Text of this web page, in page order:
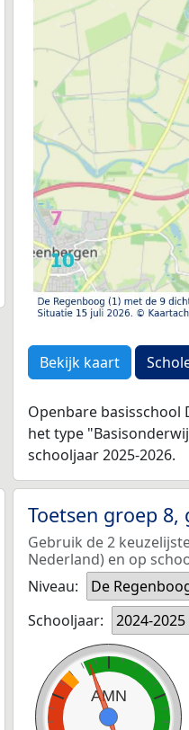
Bekijk kaart
Openbare
het type
schooljaar 2025-2026.
Toetsen groep 8,
Gebruik de 2
Nederland) en op
Niveau:
De
Schooljaar:
2024-2025
AMN